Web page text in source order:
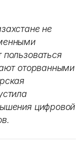
не
оторванными
цифровой